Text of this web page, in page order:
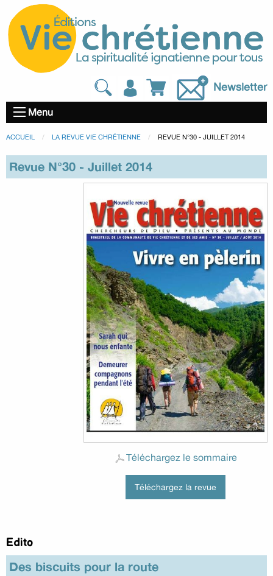
Newsletter
Menu
ACCUEIL LA REVUE VIE CHRÉTIENNE REVUE N°30 - JUILLET 2014
Revue N°30 - Juillet 2014
Edito
Des biscuits pour la route
Téléchargez le sommaire
Téléchargez la revue